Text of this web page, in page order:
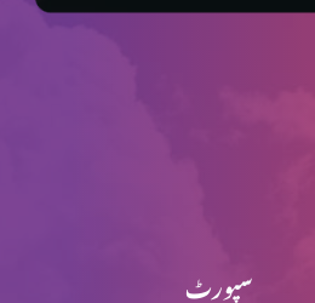
سپورٹ